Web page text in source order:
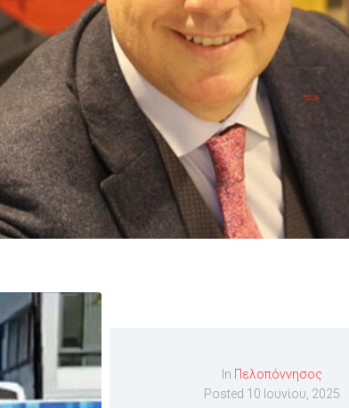
In Πελοπόννησος
Posted 10 Ιουνίου, 2025